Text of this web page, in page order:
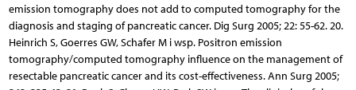
emission tomography does not add to computed tomography for the
diagnosis and staging of pancreatic cancer. Dig Surg 2005; 22: 55-62. 20.
Heinrich S, Goerres GW, Schafer M i wsp. Positron emission
tomography/computed tomography influence on the management of
resectable pancreatic cancer and its cost-effectiveness. Ann Surg 2005;